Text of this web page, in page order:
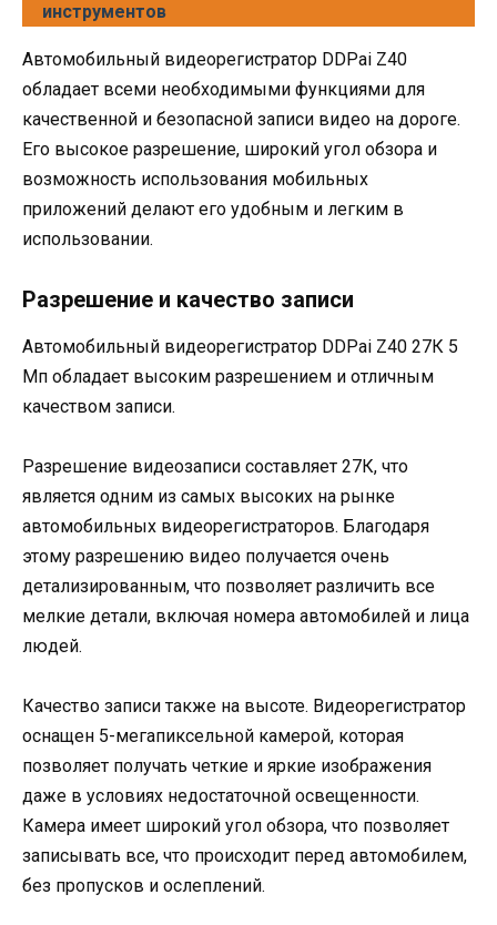
инструментов
Автомобильный видеорегистратор DDPai Z40
обладает всеми необходимыми функциями для
качественной и безопасной записи видео на дороге.
Его высокое разрешение, широкий угол обзора и
возможность использования мобильных
приложений делают его удобным и легким в
использовании.
Разрешение и качество записи
Автомобильный видеорегистратор DDPai Z40 27К 5
Мп обладает высоким разрешением и отличным
качеством записи.
Разрешение видеозаписи составляет 27К, что
является одним из самых высоких на рынке
автомобильных видеорегистраторов. Благодаря
этому разрешению видео получается очень
детализированным, что позволяет различить все
мелкие детали, включая номера автомобилей и лица
людей.
Качество записи также на высоте. Видеорегистратор
оснащен 5-мегапиксельной камерой, которая
позволяет получать четкие и яркие изображения
даже в условиях недостаточной освещенности.
Камера имеет широкий угол обзора, что позволяет
записывать все, что происходит перед автомобилем,
без пропусков и ослеплений.